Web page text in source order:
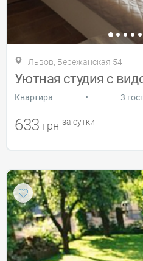
Львов, Бережанская 54
Уютная студия с
Квартира • 3
633 грн за сутки